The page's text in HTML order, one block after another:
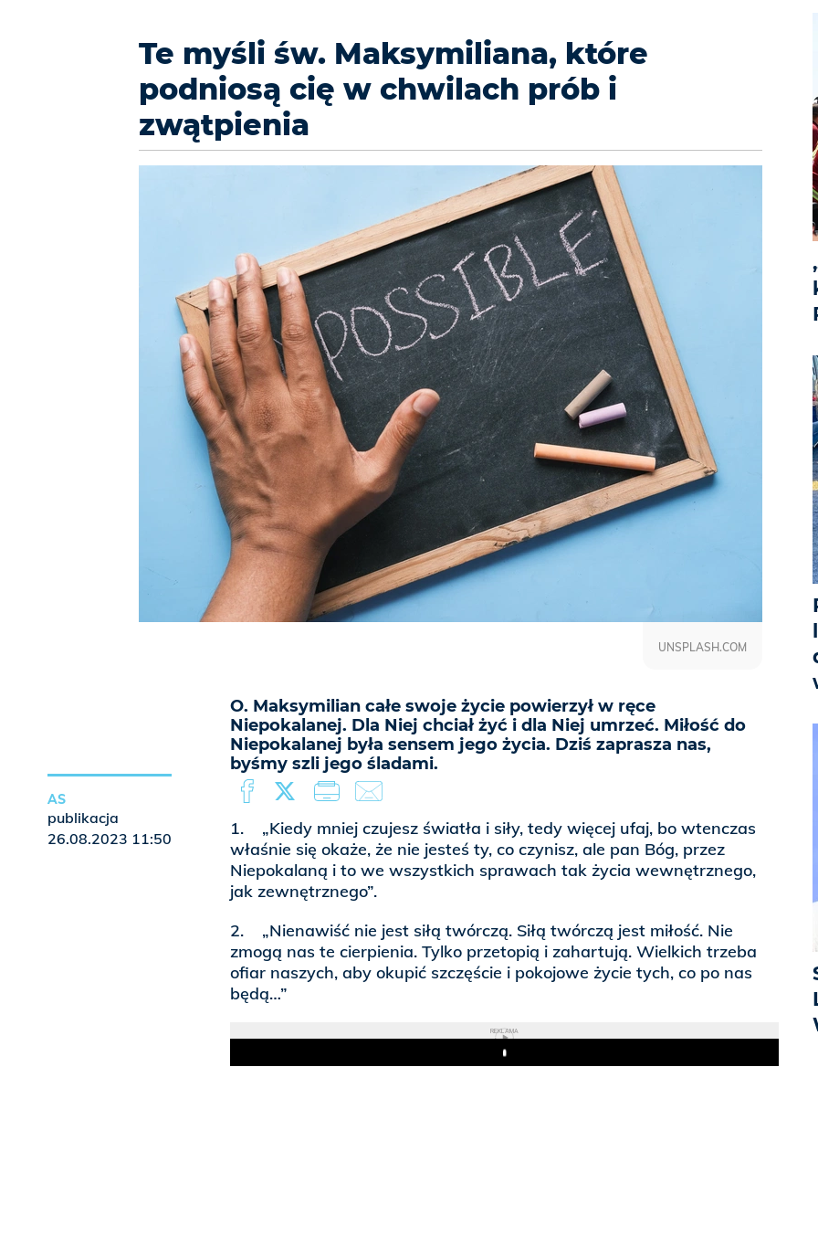
Te myśli św. Maksymiliana, które
podniosą cię w chwilach prób i
zwątpienia
O. Maksymilian całe swoje życie powierzył w ręce
Niepokalanej. Dla Niej chciał żyć i dla Niej umrzeć. Miłość do
Niepokalanej była sensem jego życia. Dziś zaprasza nas,
byśmy szli jego śladami.
UNSPLASH.COM
1. „Kiedy mniej czujesz światła i siły, tedy więcej ufaj, bo wtenczas
właśnie się okaże, że nie jesteś ty, co czynisz, ale pan Bóg, przez
Niepokalaną i to we wszystkich sprawach tak życia wewnętrznego,
jak zewnętrznego”.
2. „Nienawiść nie jest siłą twórczą. Siłą twórczą jest miłość. Nie
zmogą nas te cierpienia. Tylko przetopią i zahartują. Wielkich trzeba
ofiar naszych, aby okupić szczęście i pokojowe życie tych, co po nas
będą…”
REKLAMA
Play
AS
publikacja
26.08.2023 11:50